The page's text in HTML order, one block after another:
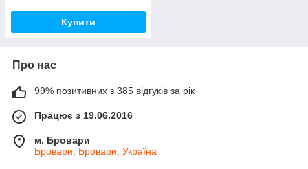
Купити
Про нас
99% позитивних з 385 відгуків за рік
Працює з 19.06.2016
м. Бровари
Бровари, Бровари, Україна